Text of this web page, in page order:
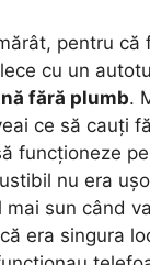
pentru că
cu un
fără plumb.
ce să cauți
funcționeze pe
nu era
mai sun când
era singura